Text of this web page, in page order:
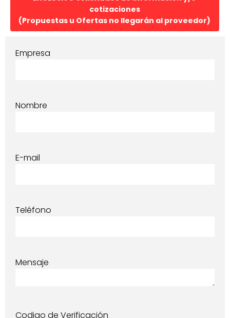
cotizaciones
(Propuestas u Ofertas no llegarán al proveedor)
Empresa
Nombre
E-mail
Teléfono
Mensaje
Codigo de Verificación